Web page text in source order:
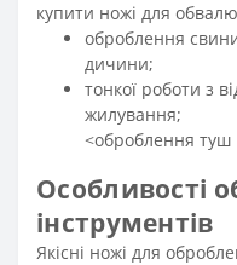
купити ножі для
оброблення
дичини;
тонкої роботи з
жилування;
<оброблення туш
Особливості
інструментів
Якісні ножі для